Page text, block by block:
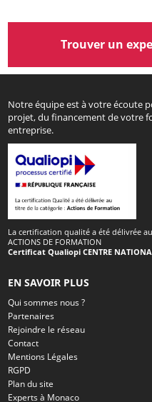
Trouver un
Notre équipe est à votre écoute
projet, du financement de votre
entreprise.
La certification qualité a été délivrée
ACTIONS DE FORMATION
Certificat Qualiopi CENTRE
EN SAVOIR PLUS
Qui sommes nous ?
Partenaires
Rejoindre le réseau
Contact
Mentions Légales
RGPD
Plan du site
Experts à Monaco